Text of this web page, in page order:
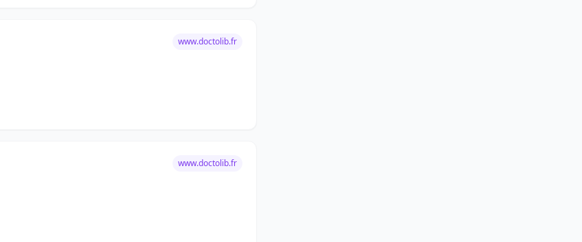
www.doctolib.fr
www.doctolib.fr